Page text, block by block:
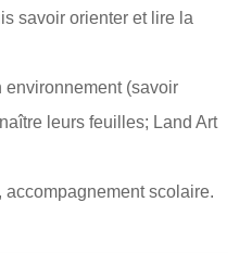
savoir orienter et lire la
environnement (savoir
leurs feuilles; Land Art
scolaire.